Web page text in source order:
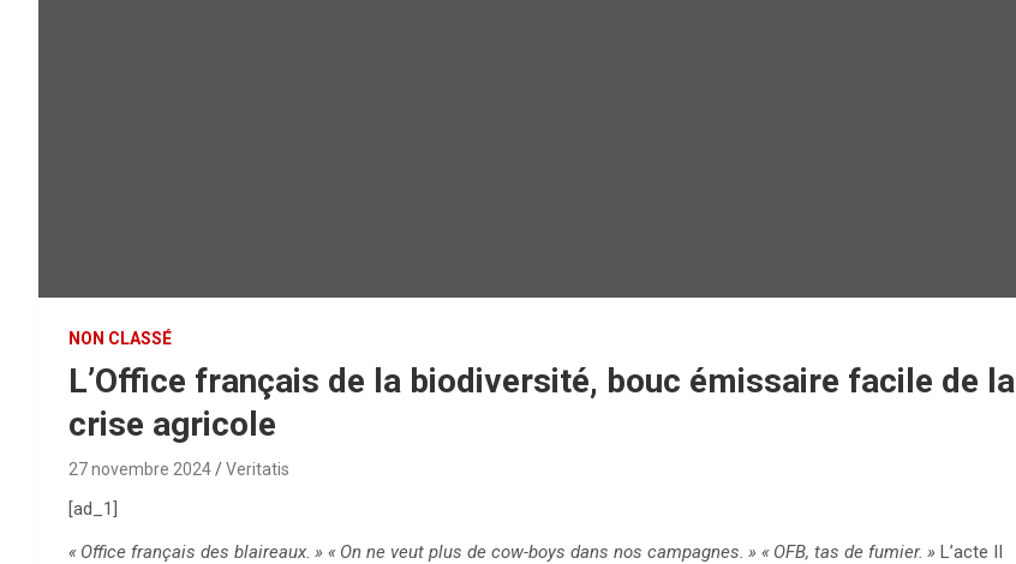
NON CLASSÉ
L’Office français de la biodiversité, bouc émissaire facile de la
crise agricole
27 novembre 2024 Veritatis
[ad_1]
« Office français des blaireaux. » « On ne veut plus de cow-boys dans nos campagnes. » « OFB, tas de fumier. » L’acte II